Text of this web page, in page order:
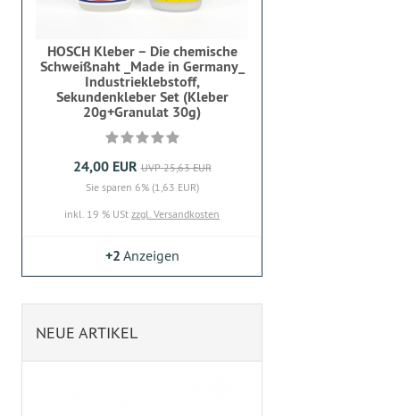
HOSCH Kleber – Die chemische
Schweißnaht _Made in Germany_
Industrieklebstoff,
Sekundenkleber Set (Kleber
20g+Granulat 30g)
24,00 EUR UVP 25,63 EUR
Sie sparen 6% (1,63 EUR)
inkl. 19 % USt zzgl. Versandkosten
+2 Anzeigen
NEUE ARTIKEL